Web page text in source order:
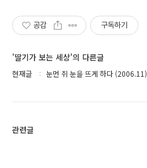
공감 구독하기
'딸기가 보는 세상'의 다른글
현재글 눈먼 쥐 눈을 뜨게 하다 (2006.11)
관련글